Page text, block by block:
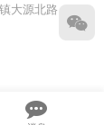
大源北路